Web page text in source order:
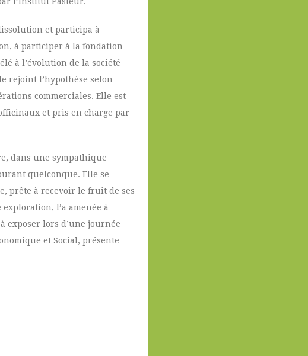
et participa à
à participer à la fondation
à l’évolution de la société
rejoint l’hypothèse selon
commerciales. Elle est
et pris en charge par
dans une sympathique
quelconque. Elle se
prête à recevoir le fruit de ses
l’a amenée à
exposer lors d’une journée
et Social, présente